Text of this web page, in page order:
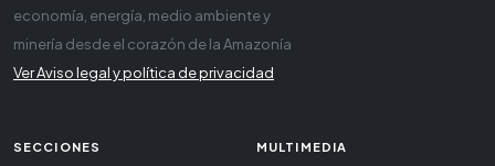
economía, energía, medio ambiente y
minería desde el corazón de la Amazonía
Ver Aviso legal y política de privacidad
SECCIONES MULTIMEDIA